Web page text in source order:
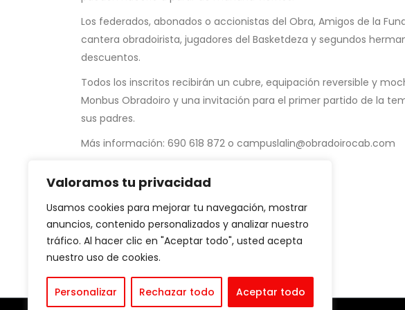
Valoramos tu privacidad
Usamos cookies para mejorar tu navegación, mostrar
anuncios, contenido personalizados y analizar nuestro
tráfico. Al hacer clic en "Aceptar todo", usted acepta
nuestro uso de cookies.
Personalizar Rechazar todo Aceptar todo
Los federados, abonados o accionistas del Obra, Amigos de la
cantera obradoirista, jugadores del Basketdeza y segundos
descuentos.
Todos los inscritos recibirán un cubre, equipación reversible y
Monbus Obradoiro y una invitación para el primer partido de la
sus padres.
Más información: 690 618 872 o campuslalin@obradoirocab.com